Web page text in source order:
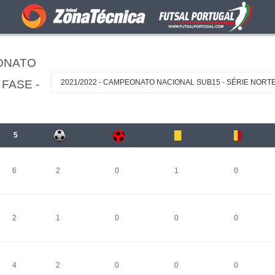
-
2021/2022 - CAMPEONATO NACIONAL SUB15 - SÉRIE
5
6 2 0 1 0
2 1 0 0 0
4 2 0 0 0